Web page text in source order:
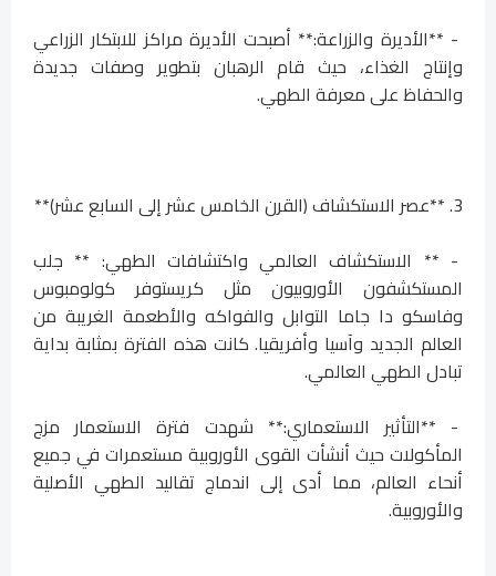
- **الأديرة والزراعة:** أصبحت الأديرة مراكز للابتكار الزراعي
وإنتاج الغذاء، حيث قام الرهبان بتطوير وصفات جديدة
والحفاظ على معرفة الطهي.
3. **عصر الاستكشاف (القرن الخامس عشر إلى السابع عشر)**
- ** الاستكشاف العالمي واكتشافات الطهي: ** جلب
المستكشفون الأوروبيون مثل كريستوفر كولومبوس
وفاسكو دا جاما التوابل والفواكه والأطعمة الغريبة من
العالم الجديد وآسيا وأفريقيا. كانت هذه الفترة بمثابة بداية
تبادل الطهي العالمي.
- **التأثير الاستعماري:** شهدت فترة الاستعمار مزج
المأكولات حيث أنشأت القوى الأوروبية مستعمرات في جميع
أنحاء العالم، مما أدى إلى اندماج تقاليد الطهي الأصلية
والأوروبية.